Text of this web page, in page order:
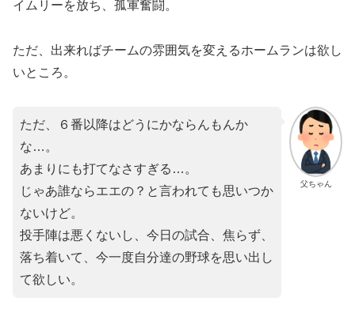
イムリーを放ち、孤軍奮闘。
ただ、出来ればチームの雰囲気を変えるホームランは欲し
いところ。
父ちゃん
ただ、６番以降はどうにかならんもんか
な…。
あまりにも打てなさすぎる…。
じゃあ誰ならエエの？と言われても思いつか
ないけど。
投手陣は悪くないし、今日の試合、焦らず、
落ち着いて、今一度自分達の野球を思い出し
て欲しい。